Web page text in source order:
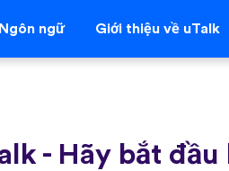
Ngôn ngữ Giới thiệu về uTalk
- Hãy bắt